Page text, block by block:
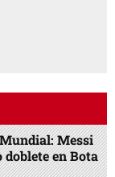
Messi
doblete en Bota